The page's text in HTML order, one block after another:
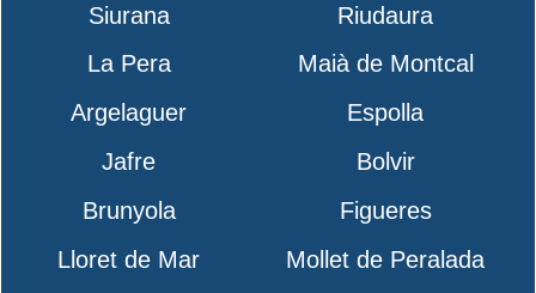
Siurana
Riudaura
La Pera
Maià de Montcal
Argelaguer
Espolla
Jafre
Bolvir
Brunyola
Figueres
Lloret de Mar
Mollet de Peralada